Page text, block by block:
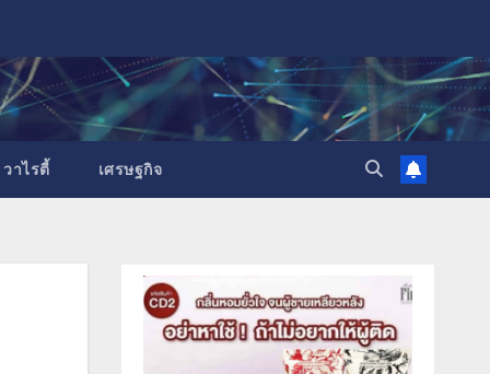
วาไรตี้ เศรษฐกิจ